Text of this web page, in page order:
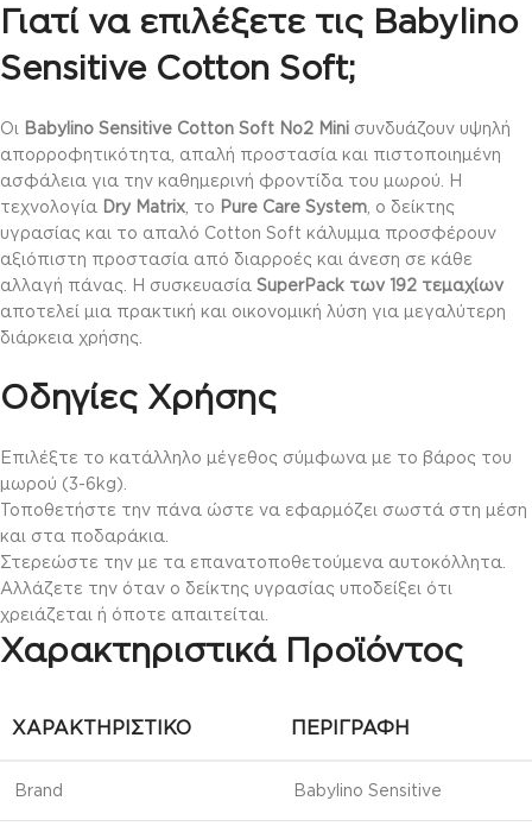
Γιατί να επιλέξετε τις Babylino
Sensitive Cotton Soft;
Οι Babylino Sensitive Cotton Soft No2 Mini συνδυάζουν υψηλή
απορροφητικότητα, απαλή προστασία και πιστοποιημένη
ασφάλεια για την καθημερινή φροντίδα του μωρού. Η
τεχνολογία Dry Matrix, το Pure Care System, ο δείκτης
υγρασίας και το απαλό Cotton Soft κάλυμμα προσφέρουν
αξιόπιστη προστασία από διαρροές και άνεση σε κάθε
αλλαγή πάνας. Η συσκευασία SuperPack των 192 τεμαχίων
αποτελεί μια πρακτική και οικονομική λύση για μεγαλύτερη
διάρκεια χρήσης.
Οδηγίες Χρήσης
Επιλέξτε το κατάλληλο μέγεθος σύμφωνα με το βάρος του
μωρού (3-6kg).
Τοποθετήστε την πάνα ώστε να εφαρμόζει σωστά στη μέση
και στα ποδαράκια.
Στερεώστε την με τα επανατοποθετούμενα αυτοκόλλητα.
Αλλάζετε την όταν ο δείκτης υγρασίας υποδείξει ότι
χρειάζεται ή όποτε απαιτείται.
Χαρακτηριστικά Προϊόντος
ΧΑΡΑΚΤΗΡΙΣΤΙΚΌ ΠΕΡΙΓΡΑΦΉ
Brand Babylino Sensitive